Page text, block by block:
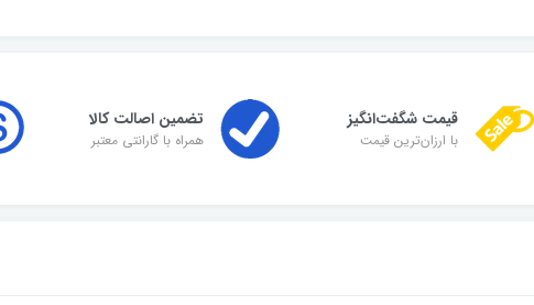
قیمت شگفت‌انگیز
با ارزان‌ترین قیمت
تضمین اصالت کالا
همراه با گارانتی معتبر